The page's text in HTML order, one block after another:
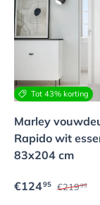
Tot 43% korting
Marley
Rapido wit
83x204 cm
€12495 €21995